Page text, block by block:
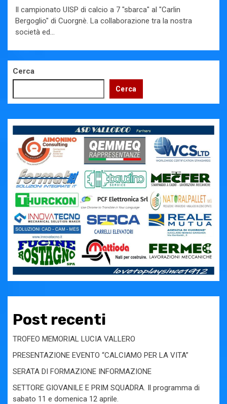
Il campionato UISP di calcio a 7 "sbarca" al "Carlin
Bergoglio" di Cuorgnè. La collaborazione tra la nostra
società ed...
Cerca
Cerca
Post recenti
TROFEO MEMORIAL LUCIA VALLERO
PRESENTAZIONE EVENTO “CALCIAMO PER LA VITA”
SERATA DI FORMAZIONE INFORMAZIONE
SETTORE GIOVANILE E PRIM SQUADRA. Il programma di
sabato 11 e domenica 12 aprile.